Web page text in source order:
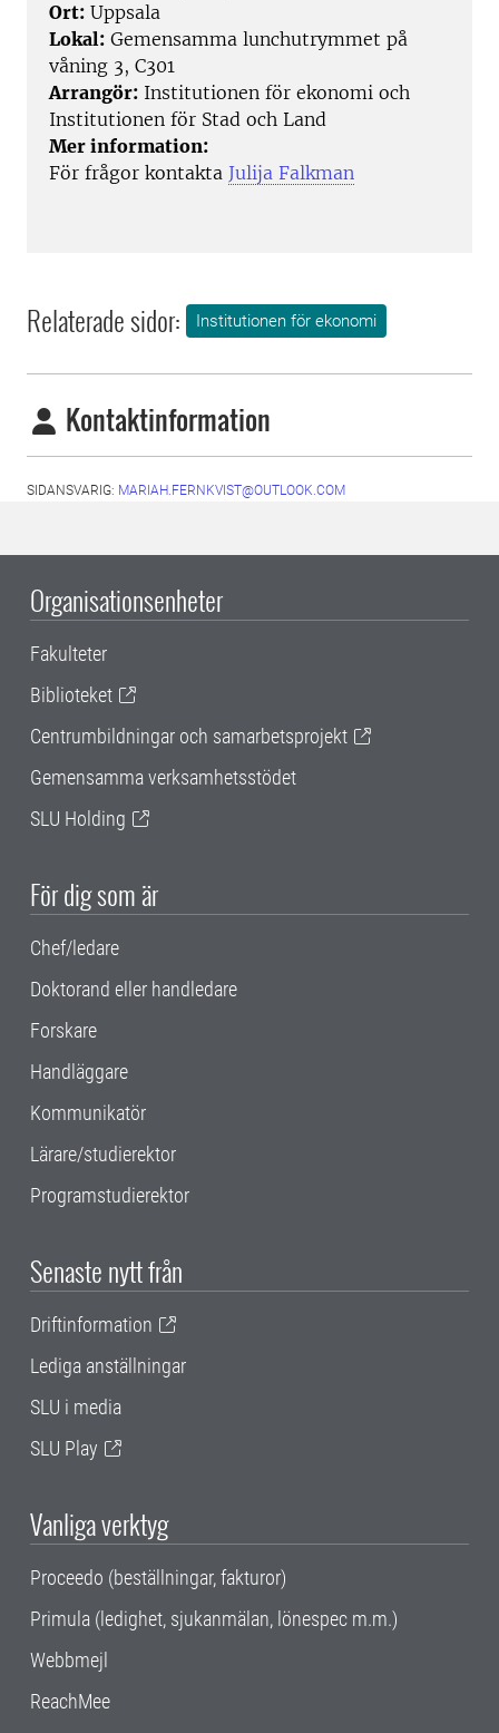
Ort: Uppsala
Lokal: Gemensamma lunchutrymmet på
våning 3, C301
Arrangör: Institutionen för ekonomi och
Institutionen för Stad och Land
Mer information:
För frågor kontakta Julija Falkman
Relaterade sidor: Institutionen för ekonomi
Kontaktinformation
SIDANSVARIG: MARIAH.FERNKVIST@OUTLOOK.COM
Organisationsenheter
Fakulteter
Biblioteket
Centrumbildningar och samarbetsprojekt
Gemensamma verksamhetsstödet
SLU Holding
För dig som är
Chef/ledare
Doktorand eller handledare
Forskare
Handläggare
Kommunikatör
Lärare/studierektor
Programstudierektor
Senaste nytt från
Driftinformation
Lediga anställningar
SLU i media
SLU Play
Vanliga verktyg
Proceedo (beställningar, fakturor)
Primula (ledighet, sjukanmälan, lönespec m.m.)
Webbmejl
ReachMee